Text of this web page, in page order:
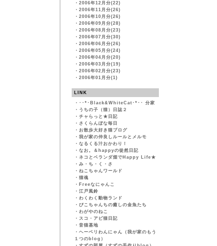
・ 2006年12月分(22)
・ 2006年11月分(26)
・ 2006年10月分(26)
・ 2006年09月分(28)
・ 2006年08月分(23)
・ 2006年07月分(30)
・ 2006年06月分(26)
・ 2006年05月分(24)
・ 2006年04月分(20)
・ 2006年03月分(19)
・ 2006年02月分(23)
・ 2006年01月分(1)
LINK
・ ･･*･Black&WhiteCat･*･･ 分家
・ うちの子（猫）日誌２
・ チャらっと★日記
・ さくらんぼな毎日
・ お散歩大好き猫ブログ
・ 我が家の仲良しルールとメルモ
・ なるくる汁おかわり！
・ なお。＆happyの徒然日記
・ ネコとベランダ畑でHappy Life★
・ み・ち・く・さ
・ ねこちゃんワールド
・ 猫魂
・ Freeなにゃんこ
・ 江戸風鈴
・ わくわく動物ランド
・ ぴこちゃんちの癒しの金魚たち
・ わがやのねこ
・ スコ・アビ猫日記
・ 音猫基地
・ ヘーベリわんにゃん（我が家のもう
１つのblog）